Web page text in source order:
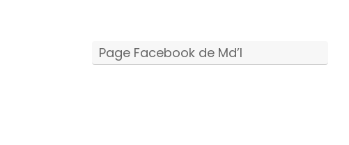
Page Facebook de Md’I